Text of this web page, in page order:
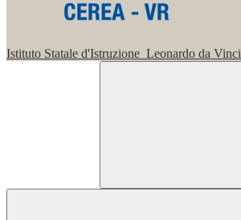
Istituto Statale d'Istruzione Leonardo da Vinci